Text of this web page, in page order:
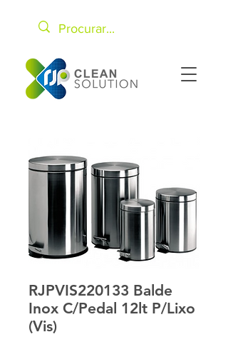
RJPVIS220133 Balde
Inox C/Pedal 12lt P/Lixo
(Vis)